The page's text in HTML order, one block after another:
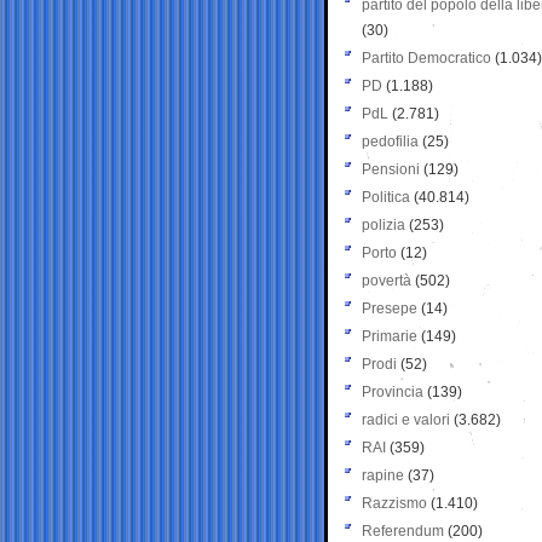
partito del popolo della
(30)
Partito Democratico (1.034)
PD (1.188)
PdL (2.781)
pedofilia (25)
Pensioni (129)
Politica (40.814)
polizia (253)
Porto (12)
povertà (502)
Presepe (14)
Primarie (149)
Prodi (52)
Provincia (139)
radici e valori (3.682)
RAI (359)
rapine (37)
Razzismo (1.410)
Referendum (200)